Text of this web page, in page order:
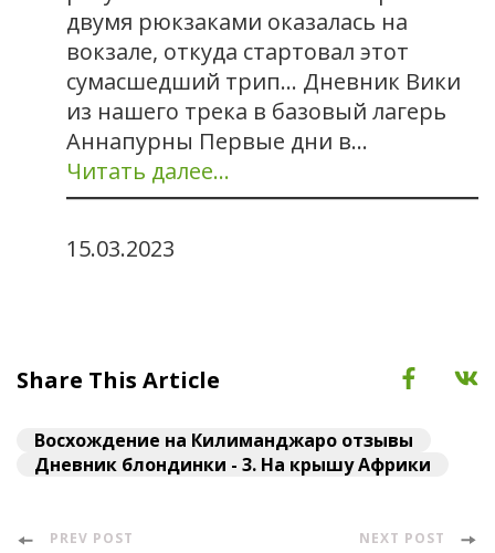
двумя рюкзаками оказалась на
вокзале, откуда стартовал этот
сумасшедший трип… Дневник Вики
из нашего трека в базовый лагерь
Аннапурны Первые дни в…
Читать далее…
15.03.2023
Share This Article
Восхождение на Килиманджаро отзывы
Дневник блондинки - 3. На крышу Африки
PREV POST NEXT POST